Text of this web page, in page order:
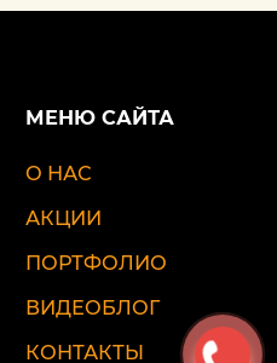
МЕНЮ САЙТА
О НАС
АКЦИИ
ПОРТФОЛИО
ВИДЕОБЛОГ
КОНТАКТЫ